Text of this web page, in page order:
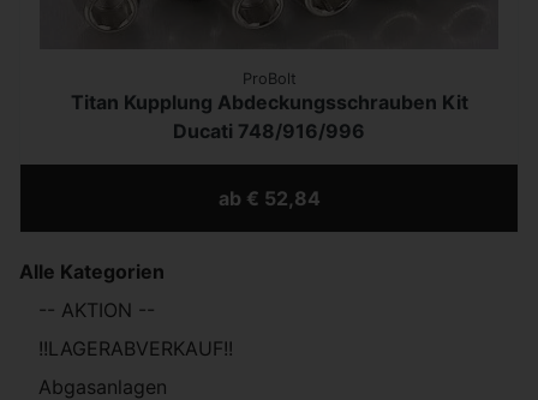
Alle Kategorien
-- AKTION --
!!LAGERABVERKAUF!!
Abgasanlagen
ProBolt
Titan Kupplung Abdeckungsschrauben Kit
Ducati 748/916/996
ab € 52,84